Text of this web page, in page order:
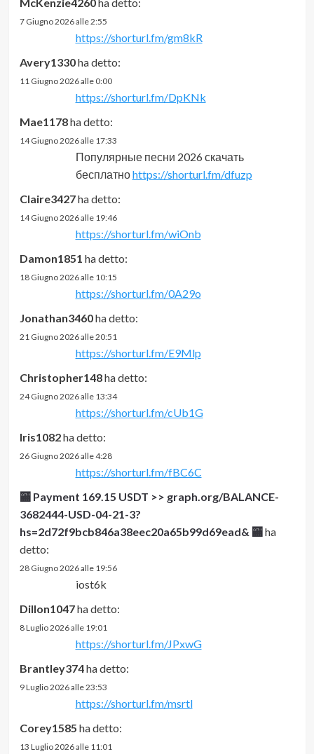
McKenzie4260 ha detto:
7 Giugno 2026 alle 2:55
https://shorturl.fm/gm8kR
Avery1330ha detto:
11 Giugno 2026 alle 0:00
https://shorturl.fm/DpKNk
Mae1178ha detto:
14 Giugno 2026 alle 17:33
Популярные песни 2026 скачать
бесплатноhttps://shorturl.fm/dfuzp
Claire3427ha detto:
14 Giugno 2026 alle 19:46
https://shorturl.fm/wiOnb
Damon1851 ha detto:
18 Giugno 2026 alle 10:15
https://shorturl.fm/0A29o
Jonathan3460ha detto:
21 Giugno 2026 alle 20:51
https://shorturl.fm/E9Mlp
Christopher148ha detto:
24 Giugno 2026 alle 13:34
https://shorturl.fm/cUb1G
Iris1082ha detto:
26 Giugno 2026 alle 4:28
https://shorturl.fm/fBC6C
🏧 Payment 169.15 USDT >> graph.org/BALANCE-
3682444-USD-04-21-3?
hs=2d72f9bcb846a38eec20a65b99d69ead& 🏧 ha
detto:
28 Giugno 2026 alle 19:56
iost6k
Dillon1047ha detto:
8 Luglio 2026 alle 19:01
https://shorturl.fm/JPxwG
Brantley374ha detto:
9 Luglio 2026 alle 23:53
https://shorturl.fm/msrtl
Corey1585 ha detto:
13 Luglio 2026 alle 11:01